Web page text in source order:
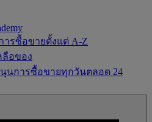
ารซื้อขายตั้งแต่ A-Z
ลือของ
นการซื้อขายทุกวันตลอด 24